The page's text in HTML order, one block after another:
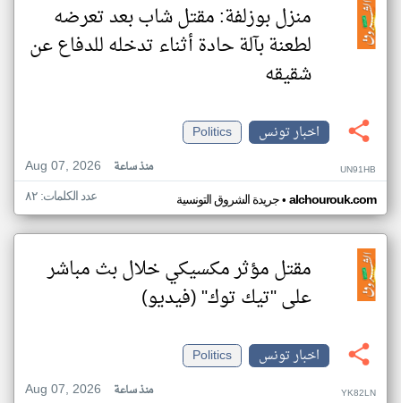
منزل بوزلفة: مقتل شاب بعد تعرضه
لطعنة بآلة حادة أثناء تدخله للدفاع عن
شقيقه
اخبار تونس
Politics
Aug 07, 2026
منذ ساعة UN91HB
جريدة الشروق التونسية• alchourouk.com عدد الكلمات: ٨٢
مقتل مؤثر مكسيكي خلال بث مباشر
على "تيك توك" (فيديو)
اخبار تونس
Politics
Aug 07, 2026
منذ ساعة YK82LN